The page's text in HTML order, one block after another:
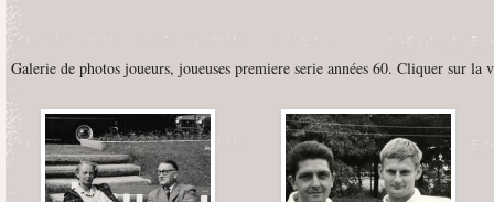
Galerie de photos joueurs, joueuses premiere serie années 60. Cliquer sur